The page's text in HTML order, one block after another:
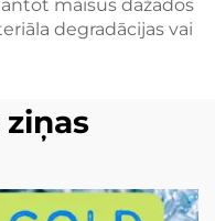
maisus dažādos
degradācijas vai